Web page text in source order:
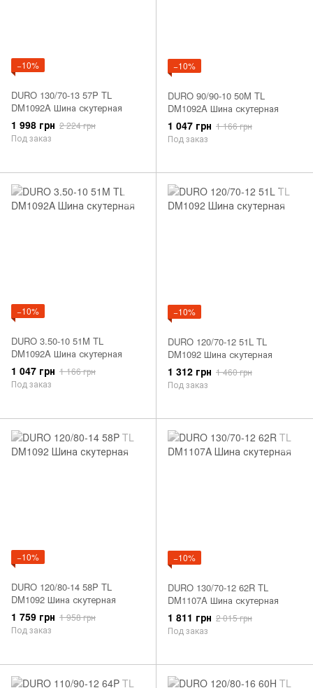
−10%
DURO 130/70-13 57P TL
DM1092A Шина скутерная
1 998 грн 2 224 грн
Под заказ
−10%
DURO 90/90-10 50M TL
DM1092A Шина скутерная
1 047 грн 1 166 грн
Под заказ
−10%
DURO 3.50-10 51M TL
DM1092A Шина скутерная
1 047 грн 1 166 грн
Под заказ
−10%
DURO 120/70-12 51L TL
DM1092 Шина скутерная
1 312 грн 1 460 грн
Под заказ
−10%
DURO 120/80-14 58P TL
DM1092 Шина скутерная
1 759 грн 1 958 грн
Под заказ
−10%
DURO 130/70-12 62R TL
DM1107A Шина скутерная
1 811 грн 2 015 грн
Под заказ